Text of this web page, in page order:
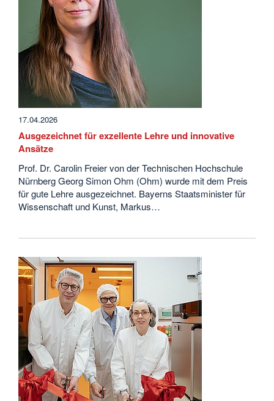
17.04.2026
Ausgezeichnet für exzellente Lehre und innovative
Ansätze
Prof. Dr. Carolin Freier von der Technischen Hochschule
Nürnberg Georg Simon Ohm (Ohm) wurde mit dem Preis
für gute Lehre ausgezeichnet. Bayerns Staatsminister für
Wissenschaft und Kunst, Markus…